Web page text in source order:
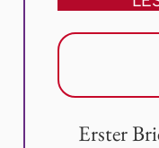
Erster